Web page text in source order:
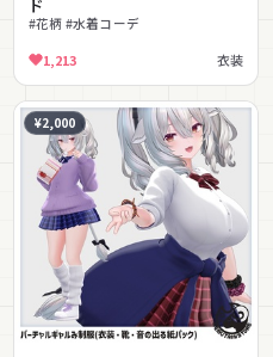
ド
#花柄 #水着コーデ
1,213 衣装
¥2,000